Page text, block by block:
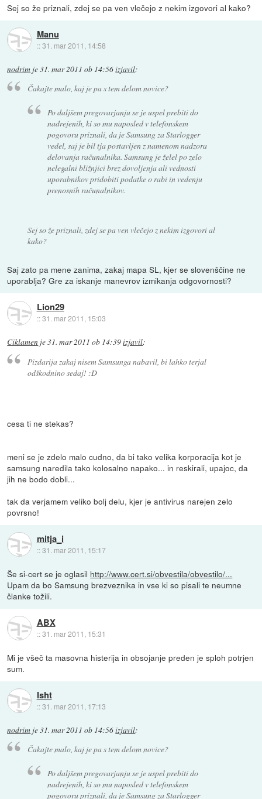
Sej so že priznali, zdej se pa ven vlečejo z nekim izgovori al kako?
Manu
::31. mar 2011, 14:58
nodrim je31. mar 2011 ob 14:56izjavil:
Čakajte malo, kaj je pa s tem delom novice?
Po daljšem pregovarjanju se je uspel prebiti do
nadrejenih, ki so mu naposled v telefonskem
pogovoru priznali, da je Samsung za Starlogger
vedel, saj je bil tja postavljen z namenom nadzora
delovanja računalnika. Samsung je želel po zelo
nelegalni bližnjici brez dovoljenja ali vednosti
uporabnikov pridobiti podatke o rabi in vedenju
prenosnih računalnikov.
Sej so že priznali, zdej se pa ven vlečejo z nekim izgovori al
kako?
Saj zato pa mene zanima, zakaj mapa SL, kjer se slovenščine ne
uporablja? Gre za iskanje manevrov izmikanja odgovornosti?
Lion29
::31. mar 2011, 15:03
Ciklamen je31. mar 2011 ob 14:39izjavil:
Pizdarija zakaj nisem Samsunga nabavil, bi lahko terjal
odškodnino sedaj! :D
cesa ti ne stekas?
meni se je zdelo malo cudno, da bi tako velika korporacija kot je
samsung naredila tako kolosalno napako... in reskirali, upajoc, da
jih ne bodo dobli...
tak da verjamem veliko bolj delu, kjer je antivirus narejen zelo
povrsno!
mitja_i
::31. mar 2011, 15:17
Še si-cert se je oglasil http://www.cert.si/obvestila/obvestilo/...
Upam da bo Samsung brezveznika in vse ki so pisali te neumne
članke tožili.
ABX
::31. mar 2011, 15:31
Mi je všeč ta masovna histerija in obsojanje preden je sploh potrjen
sum.
Isht
::31. mar 2011, 17:13
nodrim je31. mar 2011 ob 14:56izjavil:
Čakajte malo, kaj je pa s tem delom novice?
Po daljšem pregovarjanju se je uspel prebiti do
nadrejenih, ki so mu naposled v telefonskem
pogovoru priznali, da je Samsung za Starlogger